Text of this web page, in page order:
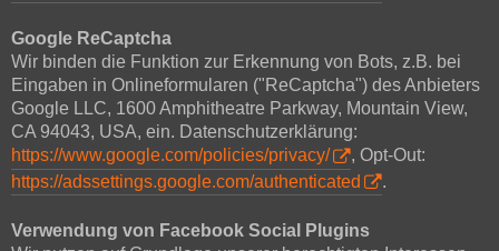
Google ReCaptcha
Wir binden die Funktion zur Erkennung von Bots, z.B. bei
Eingaben in Onlineformularen ("ReCaptcha") des Anbieters
Google LLC, 1600 Amphitheatre Parkway, Mountain View,
CA 94043, USA, ein. Datenschutzerklärung:
https://www.google.com/policies/privacy/
, Opt-Out:
https://adssettings.google.com/authenticated
.
Verwendung von Facebook Social Plugins